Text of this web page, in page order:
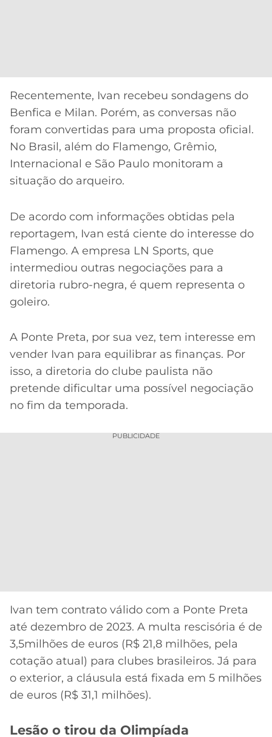
Recentemente, Ivan recebeu sondagens do
Benfica e Milan. Porém, as conversas não
foram convertidas para uma proposta oficial.
No Brasil, além do Flamengo, Grêmio,
Internacional e São Paulo monitoram a
situação do arqueiro.
De acordo com informações obtidas pela
reportagem, Ivan está ciente do interesse do
Flamengo. A empresa LN Sports, que
intermediou outras negociações para a
diretoria rubro-negra, é quem representa o
goleiro.
A Ponte Preta, por sua vez, tem interesse em
vender Ivan para equilibrar as finanças. Por
isso, a diretoria do clube paulista não
pretende dificultar uma possível negociação
no fim da temporada.
PUBLICIDADE
Ivan tem contrato válido com a Ponte Preta
até dezembro de 2023. A multa rescisória é de
3,5milhões de euros (R$ 21,8 milhões, pela
cotação atual) para clubes brasileiros. Já para
o exterior, a cláusula está fixada em 5 milhões
de euros (R$ 31,1 milhões).
Lesão o tirou da Olimpíada